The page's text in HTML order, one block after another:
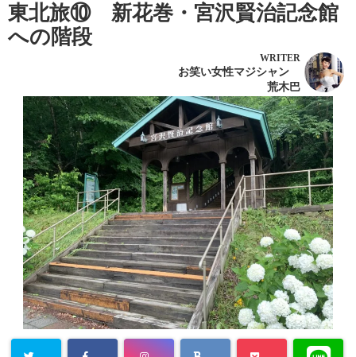
東北旅⑩ 新花巻・宮沢賢治記念館
への階段
WRITER
お笑い女性マジシャン
荒木巴